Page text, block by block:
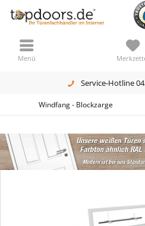
Service-Hotline
Menü
Windfang - Blockzarge